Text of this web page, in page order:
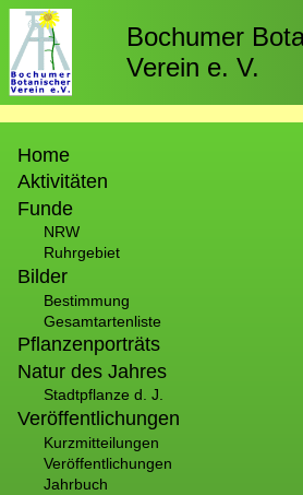
Direkt
zum
Inhalt
Bochumer
Verein e. V.
Home
Aktivitäten
Funde
NRW
Ruhrgebiet
Bilder
Bestimmung
Gesamtartenliste
Pflanzenporträts
Natur des Jahres
Stadtpflanze d. J.
Veröffentlichungen
Kurzmitteilungen
Veröffentlichungen
Jahrbuch